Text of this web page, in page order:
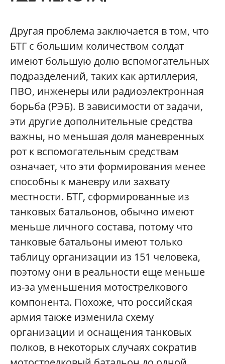
Другая проблема заключается в том, что
БТГ с большим количеством солдат
имеют большую долю вспомогательных
подразделений, таких как артиллерия,
ПВО, инженеры или радиоэлектронная
борьба (РЭБ). В зависимости от задачи,
эти другие дополнительные средства
важны, но меньшая доля маневренных
рот к вспомогательным средствам
означает, что эти формирования менее
способны к маневру или захвату
местности. БТГ, сформированные из
танковых батальонов, обычно имеют
меньше личного состава, потому что
танковые батальоны имеют только
таблицу организации из 151 человека,
поэтому они в реальности еще меньше
из-за уменьшения мотострелкового
компонента. Похоже, что российская
армия также изменила схему
организации и оснащения танковых
полков, в некоторых случаях сократив